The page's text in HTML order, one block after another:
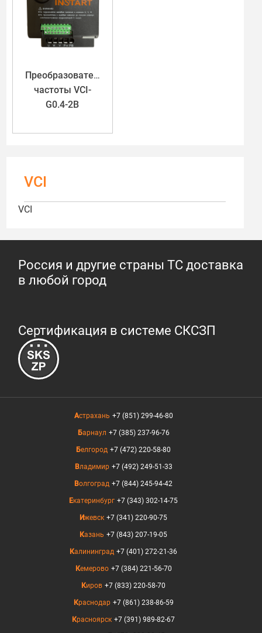
Преобразователь
частоты VCI-
G0.4-2B
VCI
VCI
Россия и другие страны ТС доставка
в любой город
Сертификация в системе СКСЗП
Астрахань +7 (851) 299-46-80
Барнаул +7 (385) 237-96-76
Белгород +7 (472) 220-58-80
Владимир +7 (492) 249-51-33
Волгоград +7 (844) 245-94-42
Екатеринбург +7 (343) 302-14-75
Ижевск +7 (341) 220-90-75
Казань +7 (843) 207-19-05
Калининград +7 (401) 272-21-36
Кемерово +7 (384) 221-56-70
Киров +7 (833) 220-58-70
Краснодар +7 (861) 238-86-59
Красноярск +7 (391) 989-82-67